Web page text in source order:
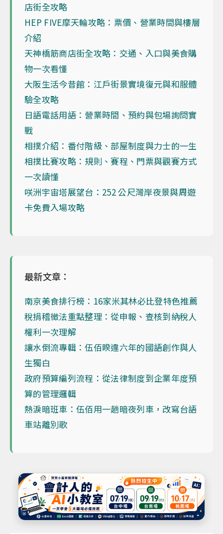
店街全攻略
HEP FIVE摩天輪攻略：票價、營業時間與樓層
介紹
天神橋筋商店街全攻略：交通、入口與美食購
物一次看懂
大阪生活今昔館：江戶街景實境復元與和服體
驗全攻略
日語電話用語：營業時間、預約與包場詢問實
戰
相撲介紹：番付階級、部屋制度與力士的一生
相撲比賽攻略：規則、賽程、門票與觀賽方式
一次讀懂
咲洲宇宙塔展望台：252 公尺灣岸夜景與周遊
卡免費入場攻略
最新文章：
南京美食排行榜：16家米其林必比登特色推薦
稅捐稽徵法重點整理：從申報、查核到納稅人
權利一次理解
讓水倒流專輯：伍佰睽違六年的國語創作與人
生獨白
政府預算編列流程：從法律制度到企業年度預
算的管理邏輯
熱淚暗班車：伍佰用一趟暗夜列車，改寫台語
車站離別歌